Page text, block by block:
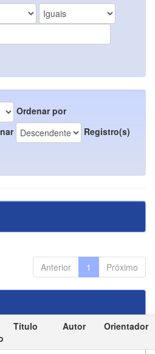
Ordenar por
Registro(s)
Anterior 1 Próximo
Título Autor Orientador